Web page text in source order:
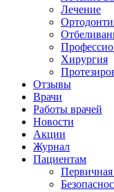
Лечение
Хирургия
Отзывы
Врачи
Работы врачей
Новости
Акции
Журнал
Пациентам
Первичная